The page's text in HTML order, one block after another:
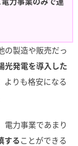
の製造や販売だっ
光発電を導入した
よりも格安になる
電力事業であまり
することができる